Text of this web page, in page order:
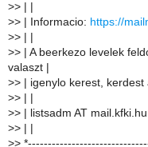
>> | |
>> | Informacio: https://
>> | |
>> | A beerkezo levelek
valaszt |
>> | igenylo kerest, kerdest
>> | |
>> | listsadm AT mail.kfki.hu |
>> | |
>>